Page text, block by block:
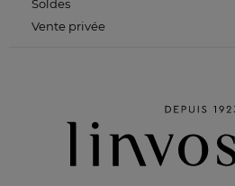
Soldes
Vente privée